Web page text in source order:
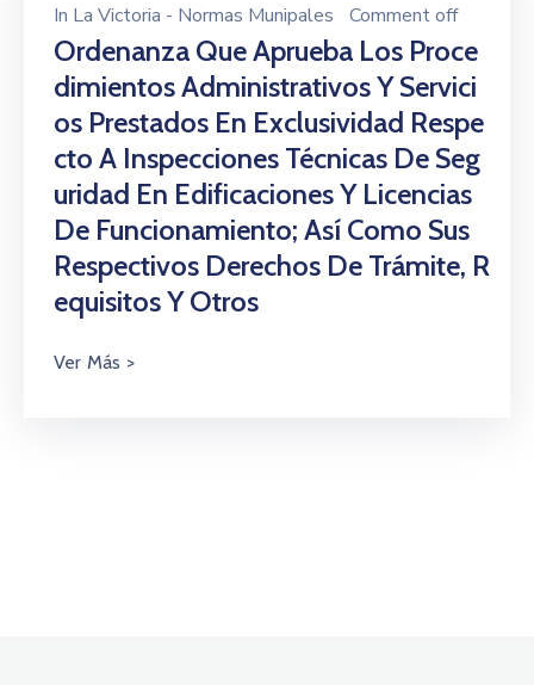
In La Victoria - Normas Munipales Comment off
Ordenanza Que Aprueba Los Proce
Dimientos Administrativos Y Servici
Os Prestados En Exclusividad Respe
Cto A Inspecciones Técnicas De Seg
Uridad En Edificaciones Y Licencias
De Funcionamiento; Así Como Sus
Respectivos Derechos De Trámite, R
Equisitos Y Otros